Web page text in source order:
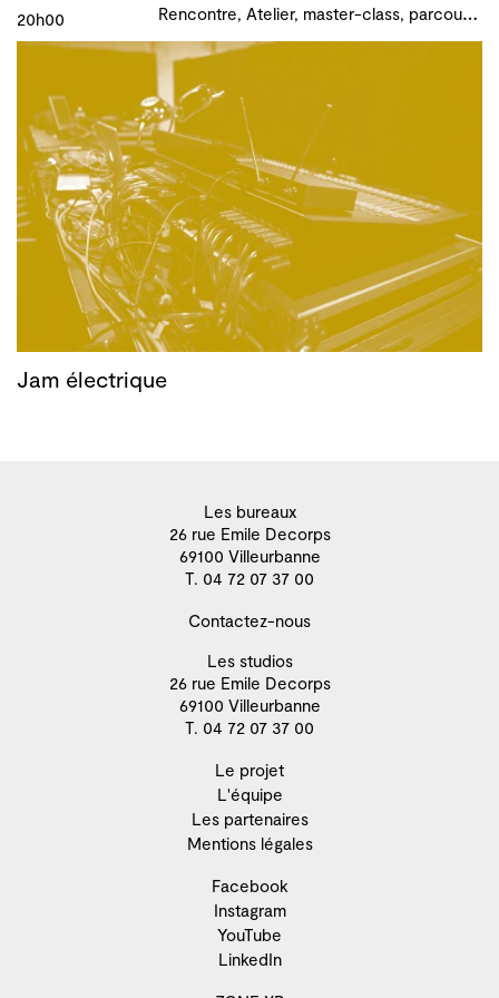
20h00 R
encontre, Atelier, master-class, parcours, B!ME 2024
Jam électrique
Les bureaux
26 rue Emile Decorps
69100 Villeurbanne
T. 04 72 07 37 00
Contactez-nous
Les studios
26 rue Emile Decorps
69100 Villeurbanne
T. 04 72 07 37 00
Le projet
L'équipe
Les partenaires
Mentions légales
Facebook
Instagram
YouTube
LinkedIn